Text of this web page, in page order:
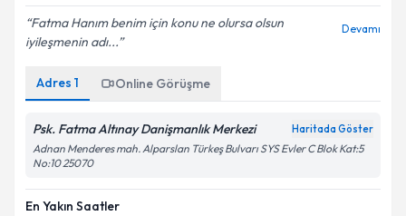
Kişisel verilerimin işlenmesine ilişkin
kapsamda işlenmesini kabul ediyorum.
Takvim Talebini Gönder
Fatma Hanım benim için konu ne olursa olsun
iyileşmenin adı...
Devamı
Adres 1 Online Görüşme
Psk. Fatma Altınay Danişmanlık Merkezi Haritada Göster
Adnan Menderes mah. Alparslan Türkeş Bulvarı SYS Evler C Blok Kat:5
No:10 25070
En Yakın Saatler